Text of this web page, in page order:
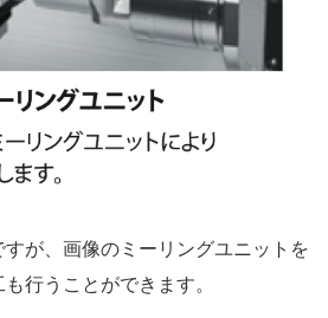
が、画像のミーリングユニットを
行うことができます。